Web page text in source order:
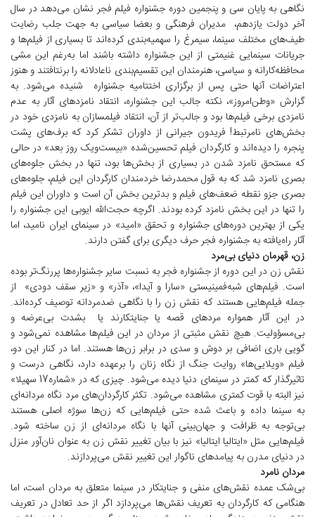
نگاهی به پایان سی و پنجمین دوره جشنواره فیلم فجر نشان می‌دهد در سال
آخر دولت یازدهم، مدیران فرهنگی و بعضا سیاسی به جهت جلب رضایت
طیف‌های مختلف سینما، سیمرغ را سهمیه‌بندی کرده‌اند تا بسیاری از فیلم‌ها و
جریانات سینمایی غنیمتی از این جشنواره داشته باشند اما به‌رغم این مشی
محافظه‌کارانه و سیاسی، هنرمندان این تقسیم‌بندی ناعادلانه را برنتافتند و هنوز
اعتراضات آنها حتی پس از برگزاری اختتامیه جشنواره شنیده می‌شود. به
گزارش «وطن‌امروز»، نکته جالب این جشنواره، انتقاد نامزدهای آثار به عدم
نامزدی برخی فیلم‌ها بود و جالب‌تر از آن، انتقاد فیلمسازان به نامزدی خود در
بخش‌های نامرتبط! فریدون جیرانی از داوران تشکر کرد که برف‌های پشت
پنجره را دیده‌اند و کارگردان فیلم تحسین‌شده «بیست‌ویک روز بعد» در حالی
که مستحق نامزد شدن در بسیاری از بخش‌ها بود، تنها در بخش جلوه‌های
بصری نامزد شد که به قول محمدرضا خردمندان کارگردان این فیلم، جلوه‌های
بصری جزو نقطه ضعف‌های فیلم و بدترین بخش آن است و داوران این فیلم
را تنها در این بخش نامزد کرده بودند. اگرچه حجت‌الله ایوبی این جشنواره را
یکی از بهترین دوره‌های جشنواره و تحقق «امید» در سینمای ایران نامید، اما
آثار راه‌یافته به جشنواره فجر حرف دیگری برای گفتن دارند.
زن، قهرمان دنیای بی‌مرد
نقش زن در این دوره از جشنواره فجر به نسبت سایر جشنواره‌ها پررنگ‌تر بوده
است. فیلم‌های شبه‌فمینیستی «سارا و آیدا»، «آذر» و «زیر سقف دودی» از
جمله فیلم‌هایی هستند که نقش زن را با نگاهی ضدمردانه توصیف کرده‌اند.
در این آثار همواره مردهای قصه یا جنایتکارند یا بشدت بی‌عرضه و
بی‌مسؤولیت. هیچ نقش مثبتی از مردان در این فیلم‌ها مشاهده نمی‌شود و
گویی باری اضافی بر دوش و سدی در برابر زن‌ها هستند. اما در کنار این دو،
فیلم «ویلایی‌ها» روایت جنگ از نگاه زنان را برعهده دارد، نگاهی درست و
تاثیرگذار که کمتر در سینمای دنیا دیده می‌شود. چیزی که در «شماره17 سهیلا»
نیز البته با قوت کمتری مشاهده می‌شود. تکثر کارگردان‌های مرد نگاه مردانه‌ای
به سینما داده و باعث شده حتی فیلم‌هایی که زن‌ها سوژه اصلی هستند
بی‌توجه به ظرافت و جهان‌بینی آنها با نگاه مردانه‌ای از زن ساخته شود.
فیلم‌هایی مثل «ایتالیا ایتالیا» نیز با بیان تغییر نقش زن به عنوان نان‌آور منزل
در دنیای مدرن به پیامدهای ناگوار این تغییر نقش می‌پردازند.
مردان نامرد
بی‌شک عمده نقش‌های منفی و جنایتکار در سینما متعلق به مردان است، اما
هنگامی که کارگردان به تعریف نقش‌ها می‌پردازد اگر از حد تعادل در تعریف